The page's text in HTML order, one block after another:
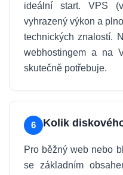
ideální start. VPS
vyhrazený výkon a
technických znalostí.
webhostingem a na
skutečně potřebuje.
6 Kolik
Pro běžný web nebo
se základním